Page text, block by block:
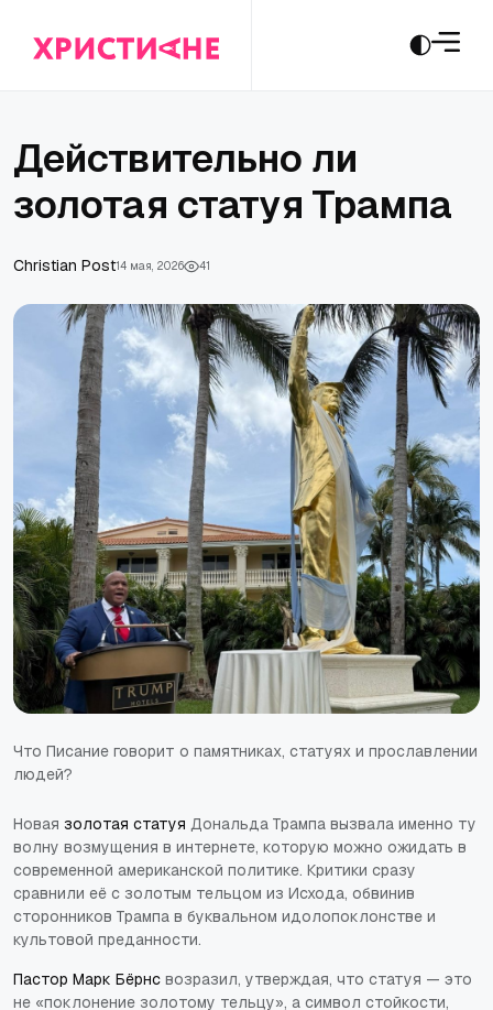
Действительно ли
золотая статуя Трампа
Сhristian Post14 мая, 2026 41
Что Писание говорит о памятниках, статуях и прославлении
людей?
Новая золотая статуя Дональда Трампа вызвала именно ту
волну возмущения в интернете, которую можно ожидать в
современной американской политике. Критики сразу
сравнили её с золотым тельцом из Исхода, обвинив
сторонников Трампа в буквальном идолопоклонстве и
культовой преданности.
Пастор Марк Бёрнс возразил, утверждая, что статуя — это
не «поклонение золотому тельцу», а символ стойкости,